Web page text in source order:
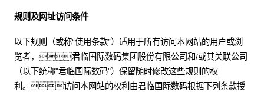
规则及网址访问条件
以下规则（或称“使用条款”）适用于所有访问本网站的用户或浏
览者，君临国际数码集团股份有限公司和/或其关联公司
（以下统称"君临国际数码"）保留随时修改这些规则的权
利。访问本网站的权利由君临国际数码根据下列条款授